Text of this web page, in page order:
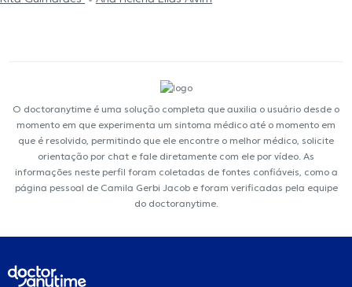
O doctoranytime é uma solução completa que auxilia o usuário desde o
momento em que experimenta um sintoma médico até o momento em
que é resolvido, permitindo que ele encontre o melhor médico, solicite
orientação por chat e fale diretamente com ele por vídeo. As
informações neste perfil foram coletadas de fontes confiáveis, como a
página pessoal de Camila Gerbi Jacob e foram verificadas pela equipe
do doctoranytime.